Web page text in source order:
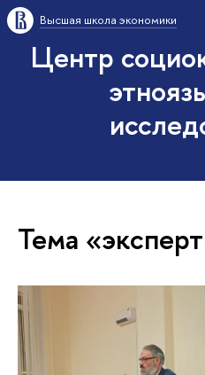
Высшая школа экономики
Центр
Тема